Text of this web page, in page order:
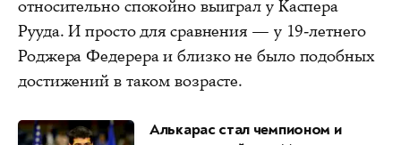
относительно спокойно выиграл у Каспера
Рууда. И просто для сравнения — у 19-летнего
Роджера Федерера и близко не было подобных
достижений в таком возрасте.
Алькарас стал чемпионом и